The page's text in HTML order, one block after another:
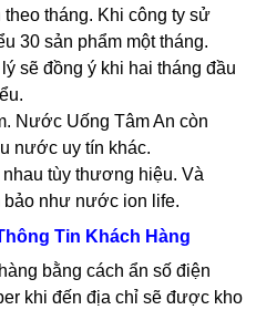
tháng. Khi công ty sử
30 sản phẩm một tháng.
sẽ đồng ý khi hai tháng đầu
Nước Uống Tâm An còn
nước uy tín khác.
tùy thương hiệu. Và
bảo như nước ion life.
Tin Khách Hàng
bằng cách ẩn số điện
khi đến địa chỉ sẽ được kho